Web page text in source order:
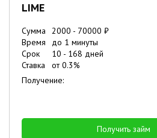
LIME
Сумма 2000 - 70000 ₽
Время
до 1 минуты
Срок
10 - 168 дней
Ставка
от0.3%
Получение:
Получить займ